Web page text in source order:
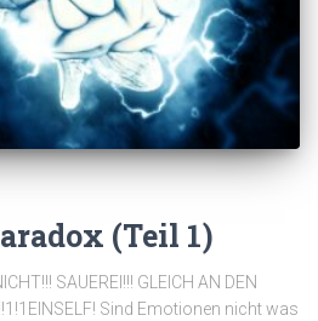
(Teil 1)
SAUEREI!!! GLEICH AN DEN
Sind Emotionen nicht was